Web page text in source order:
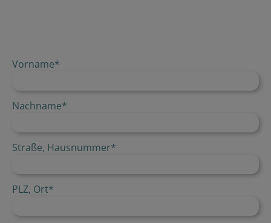
Vorname*
Nachname*
Straße, Hausnummer*
PLZ, Ort*